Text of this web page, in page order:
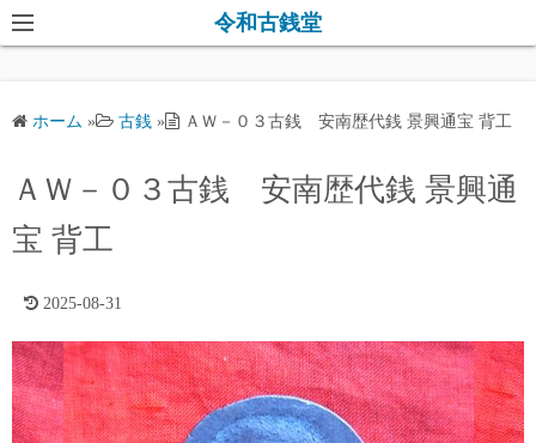
コ
ン
キ
令和古銭堂
ホーム » 古銭 » ＡＷ－０３古銭 安南歴代銭 景興通宝 背工
ＡＷ－０３古銭 安南歴代銭 景興通
宝 背工
2025-08-31